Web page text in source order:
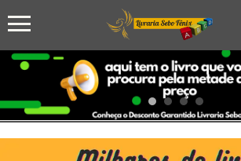
OFERTA MANGÁS
MANGÁS BARATOS